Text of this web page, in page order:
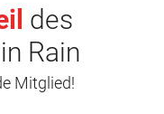
des
Rain
Mitglied!